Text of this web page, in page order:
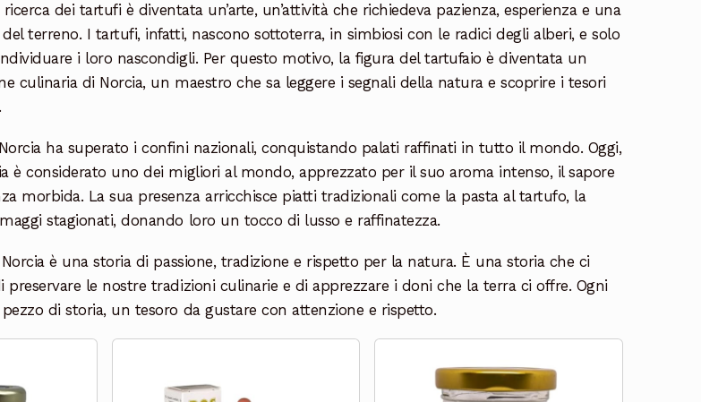
dei tartufi è diventata un’arte, un’attività che richiedeva pazienza, esperienza e una
terreno. I tartufi, infatti, nascono sottoterra, in simbiosi con le radici degli alberi, e solo
i loro nascondigli. Per questo motivo, la figura del tartufaio è diventata un
culinaria di Norcia, un maestro che sa leggere i segnali della natura e scoprire i tesori
ha superato i confini nazionali, conquistando palati raffinati in tutto il mondo. Oggi,
è considerato uno dei migliori al mondo, apprezzato per il suo aroma intenso, il sapore
morbida. La sua presenza arricchisce piatti tradizionali come la pasta al tartufo, la
stagionati, donando loro un tocco di lusso e raffinatezza.
è una storia di passione, tradizione e rispetto per la natura. È una storia che ci
preservare le nostre tradizioni culinarie e di apprezzare i doni che la terra ci offre. Ogni
di storia, un tesoro da gustare con attenzione e rispetto.